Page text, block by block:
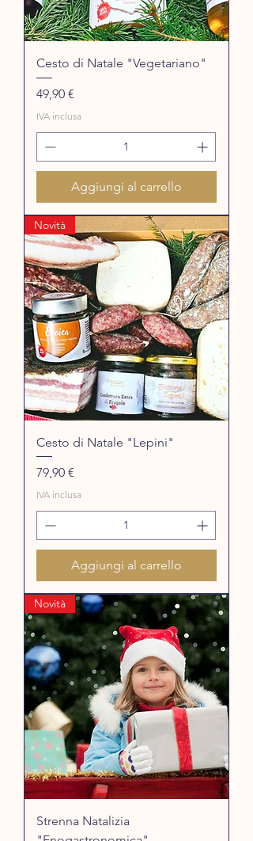
Cesto di Natale "Vegetariano"
Prezzo
49,90 €
IVA inclusa
Aggiungi al carrello
Novità
Cesto di Natale "Lepini"
Prezzo
79,90 €
IVA inclusa
Aggiungi al carrello
Novità
Strenna Natalizia